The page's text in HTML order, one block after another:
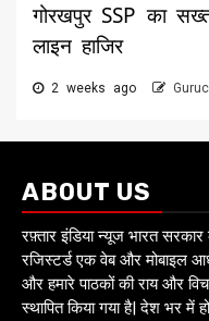
गोरखपुर SSP का
लाइन हाजिर
2 weeks ago
ABOUT US
रफ़्तार इंडिया न्यूज भारत
रजिस्टर्ड एक वेब और मोबाइल
और हमारे पाठकों की राय और
स्थापित किया गया है| देश भर में